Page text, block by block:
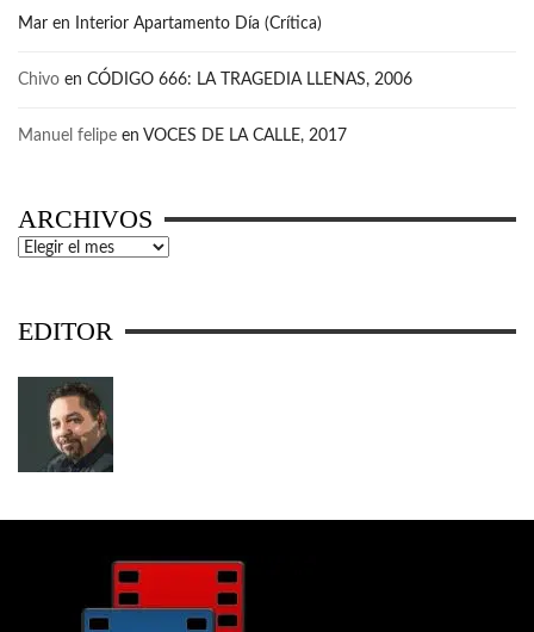
Mar en Interior Apartamento Día (Crítica)
Chivo en CÓDIGO 666: LA TRAGEDIA LLENAS, 2006
Manuel felipe en VOCES DE LA CALLE, 2017
ARCHIVOS
Archivos
EDITOR